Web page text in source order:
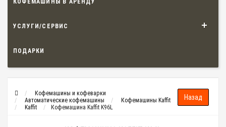
УСЛУГИ/СЕРВИС
ПОДАРКИ
Кофемашины и кофеварки
Автоматические кофемашины
Кофемашины Kaffit
Kaffit
Кофемашина Kaffit K96L